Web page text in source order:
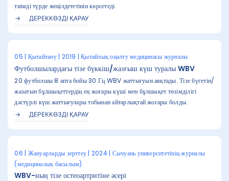
тиімді түрде жеңілдететінін көрсетеді.
ДЕРЕККӨЗДІ ҚАРАУ
05 | Қытайтану | 2019 | Қытайлық оңалту медицинасы журналы
Футболшылардағы тізе бүккіш/жазғыш күш туралы WBV
20 футболшы 8 апта бойы 30 Гц WBV жаттығуын аяқтады. Тізе бүгетін/
жазатын бұлшықеттердің ең жоғары күші мен бұлшықет төзімділігі
дәстүрлі күш жаттығулары тобынан айтарлықтай жоғары болды.
ДЕРЕККӨЗДІ ҚАРАУ
06 | Жануарларды зерттеу | 2024 | Сычуань университетінің журналы
(медициналық басылым)
WBV-ның тізе остеоартритіне әсері